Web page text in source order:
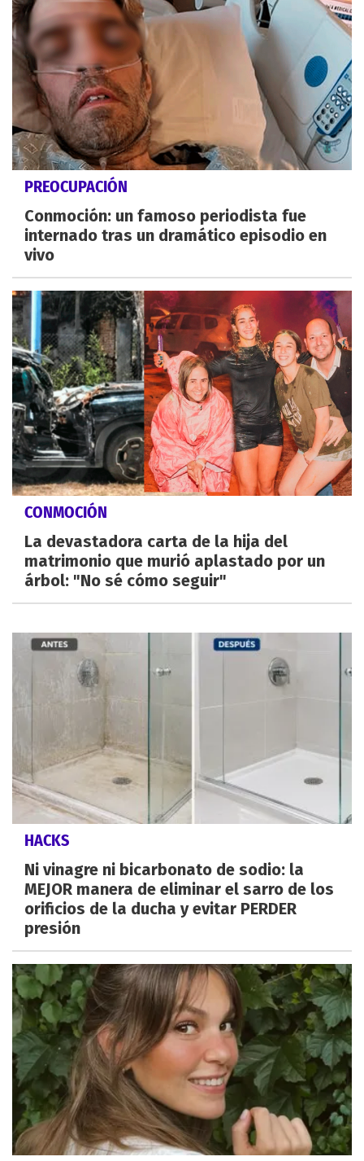
PREOCUPACIÓN
Conmoción: un famoso periodista fue
internado tras un dramático episodio en
vivo
CONMOCIÓN
La devastadora carta de la hija del
matrimonio que murió aplastado por un
árbol: "No sé cómo seguir"
HACKS
Ni vinagre ni bicarbonato de sodio: la
MEJOR manera de eliminar el sarro de los
orificios de la ducha y evitar PERDER
presión